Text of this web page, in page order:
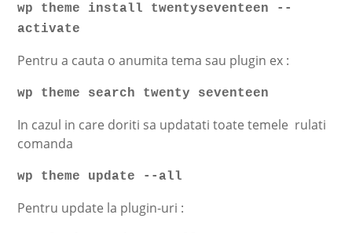
wp theme install twentyseventeen --
activate
Pentru a cauta o anumita tema sau plugin ex :
wp theme search twenty seventeen
In cazul in care doriti sa updatati toate temele rulati
comanda
wp theme update --all
Pentru update la plugin-uri :